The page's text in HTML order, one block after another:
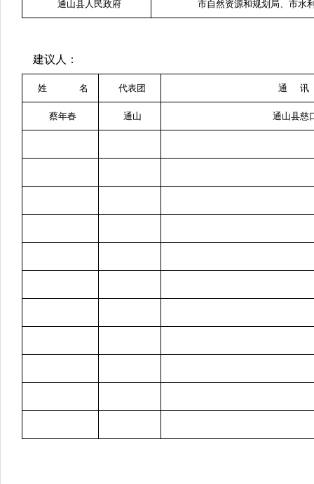
通山县人民政府 市自然资源和规划局、市水
建议人：
姓 名 代表团 通
蔡年春 通山 通山县慈